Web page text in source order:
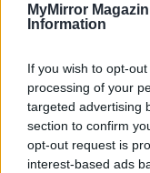
MyMirror
Information
If you wish to opt-
processing of your
targeted advertising
section to confirm
opt-out request is
interest-based ads
T.